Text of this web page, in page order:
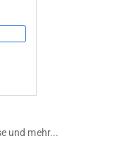
und mehr...